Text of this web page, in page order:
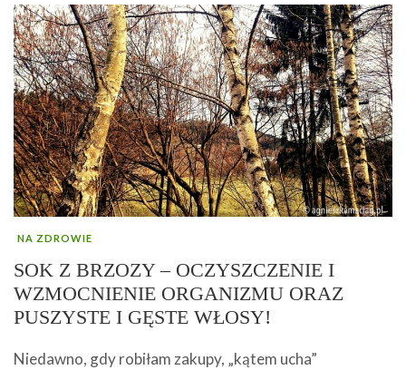
NA ZDROWIE
SOK Z BRZOZY – OCZYSZCZENIE I
WZMOCNIENIE ORGANIZMU ORAZ
PUSZYSTE I GĘSTE WŁOSY!
Niedawno, gdy robiłam zakupy, „kątem ucha”